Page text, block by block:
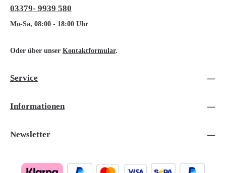
03379- 9939 580
Mo-Sa, 08:00 - 18:00 Uhr
Oder über unser Kontaktformular.
Service
Informationen
Newsletter